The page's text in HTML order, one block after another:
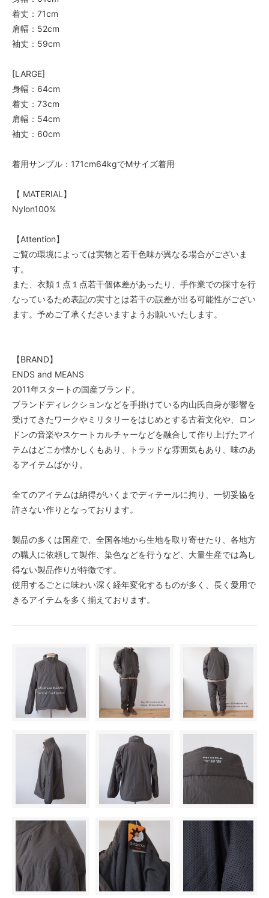
着丈：71cm
肩幅：52cm
袖丈：59cm
[LARGE]
身幅：64cm
着丈：73cm
肩幅：54cm
袖丈：60cm
着用サンプル：171cm64kgでMサイズ着用
【 MATERIAL】
Nylon100%
【Attention】
ご覧の環境によっては実物と若干色味が異なる場合がございま
す。
また、衣類１点１点若干個体差があったり、手作業での採寸を行
なっているため表記の実寸とは若干の誤差が出る可能性がござい
ます。予めご了承くださいますようお願いいたします。
【BRAND】
ENDS and MEANS
2011年スタートの国産ブランド。
ブランドディレクションなどを手掛けている内山氏自身が影響を
受けてきたワークやミリタリーをはじめとする古着文化や、ロン
ドンの音楽やスケートカルチャーなどを融合して作り上げたアイ
テムはどこか懐かしくもあり、トラッドな雰囲気もあり、味のあ
るアイテムばかり。
全てのアイテムは納得がいくまでディテールに拘り、一切妥協を
許さない作りとなっております。
製品の多くは国産で、全国各地から生地を取り寄せたり、各地方
の職人に依頼して製作、染色などを行うなど、大量生産では為し
得ない製品作りが特徴です。
使用するごとに味わい深く経年変化するものが多く、長く愛用で
きるアイテムを多く揃えております。